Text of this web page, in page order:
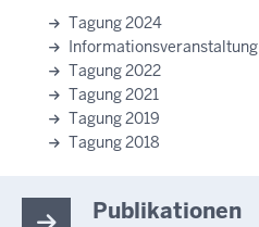
Tagung 2024
Informationsveranstaltung
Tagung 2022
Tagung 2021
Tagung 2019
Tagung 2018
Publikationen